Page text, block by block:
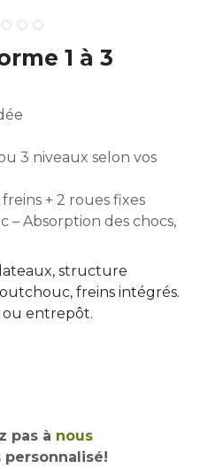
1 à 3
3 niveaux selon vos
+ 2 roues fixes
– Absorption des chocs,
structure
freins intégrés.
entrepôt.
pas à nous